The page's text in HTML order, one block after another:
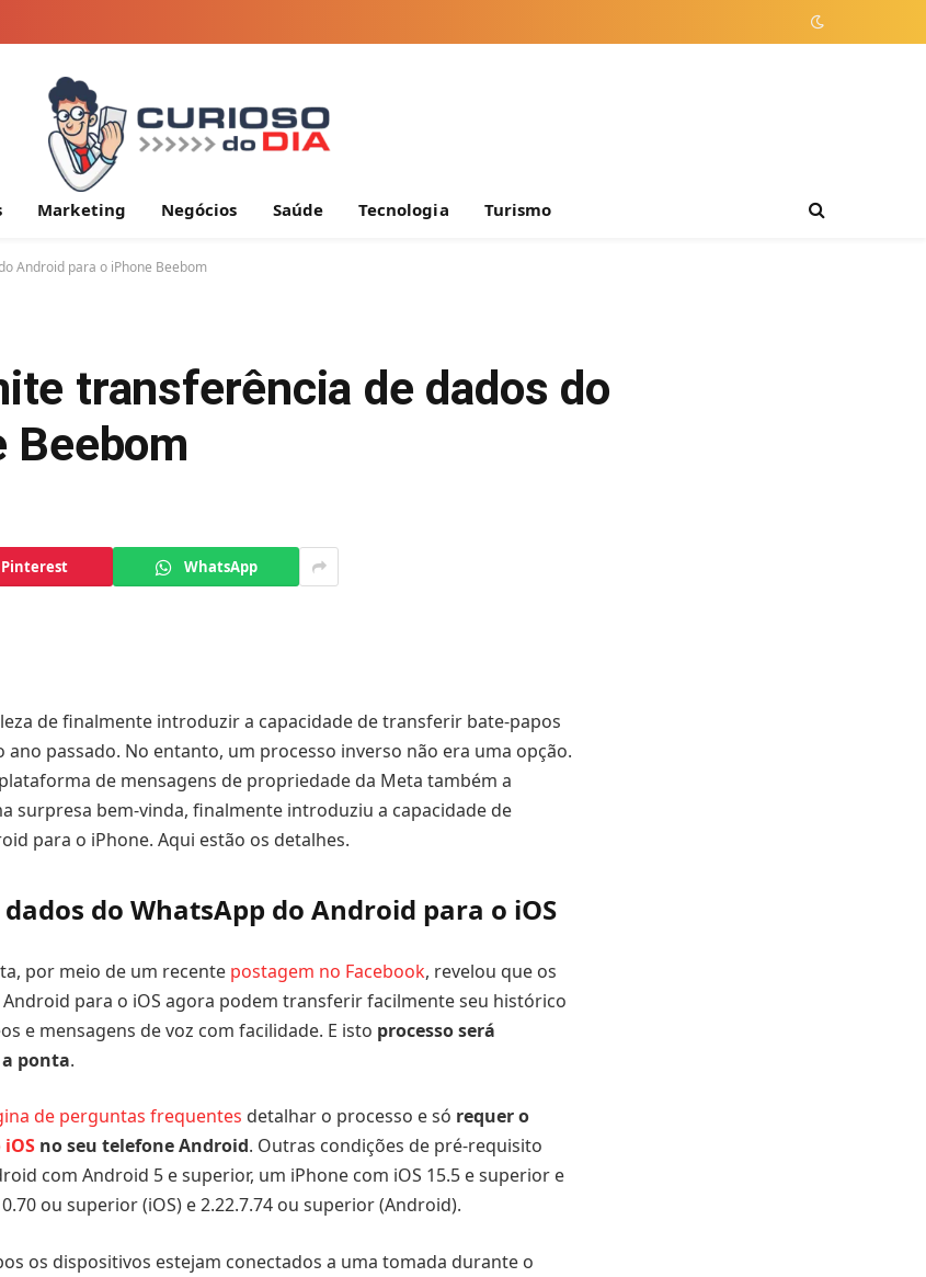
Marketing Negócios Saúde Tecnologia Turismo
Android para o iPhone Beebom
transferência de dados do
Beebom
Pinterest WhatsApp
de finalmente introduzir a capacidade de transferir bate-papos
ano passado. No entanto, um processo inverso não era uma opção.
de mensagens de propriedade da Meta também a
surpresa bem-vinda, finalmente introduziu a capacidade de
para o iPhone. Aqui estão os detalhes.
do WhatsApp do Android para o iOS
por meio de um recente postagem no Facebook, revelou que os
para o iOS agora podem transferir facilmente seu histórico
e mensagens de voz com facilidade. E isto processo será
ponta.
de perguntas frequentes detalhar o processo e só requer o
no seu telefone Android. Outras condições de pré-requisito
com Android 5 e superior, um iPhone com iOS 15.5 e superior e
ou superior (iOS) e 2.22.7.74 ou superior (Android).
os dispositivos estejam conectados a uma tomada durante o